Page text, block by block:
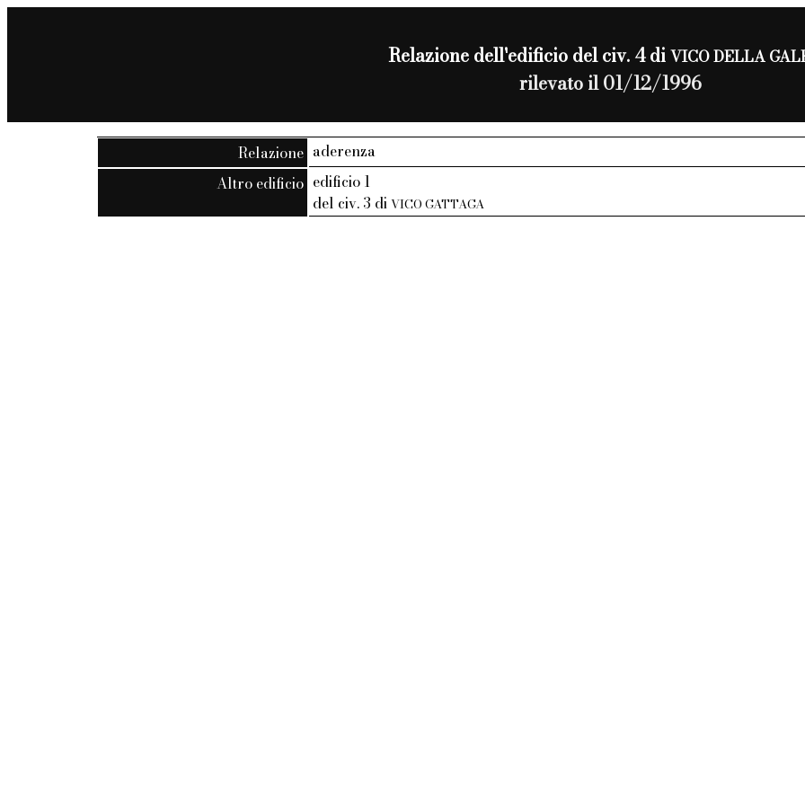
Relazione dell'edificio del civ. 4 diVICO DELLA
rilevato il 01/12/1996
Relazione aderenza
Altro edificio edificio 1
del civ. 3 diVICO GATTAGA